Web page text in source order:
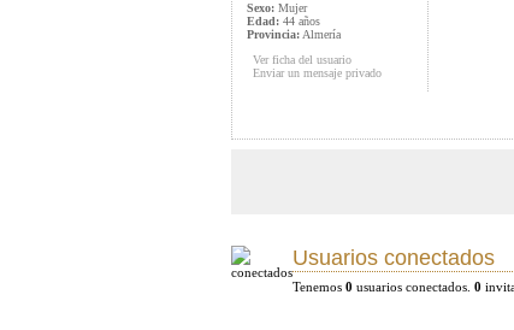
Sexo: Mujer
Edad: 44 años
Provincia: Almería
Ver ficha del usuario
Enviar un mensaje privado
Usuarios conectados
Tenemos 0 usuarios conectados. 0